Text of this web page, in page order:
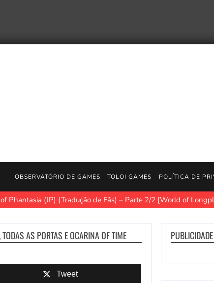
OBSERVATÓRIO DE GAMES TOLOI GAMES POLÍTICA DE
Phantasia (JP) (Tradução de Fãs) – Parte 2/2 [World of
AS PORTAS E OCARINA OF TIME
Tweet
PUBLICIDADE